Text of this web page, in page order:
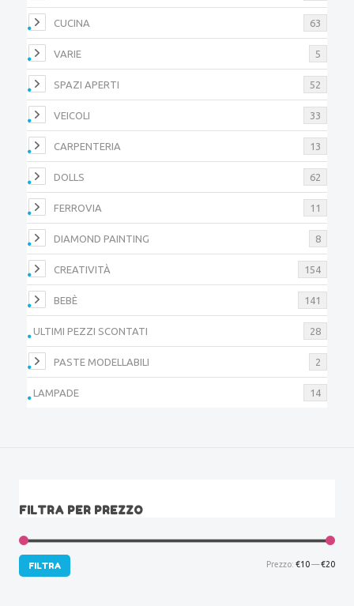
CUCINA 63
VARIE 5
SPAZI APERTI 52
VEICOLI 33
CARPENTERIA 13
DOLLS 62
FERROVIA 11
DIAMOND PAINTING 8
CREATIVITÀ 154
BEBÈ 141
ULTIMI PEZZI SCONTATI 28
PASTE MODELLABILI 2
LAMPADE 14
FILTRA PER PREZZO
FILTRA Prezzo: €10—€20